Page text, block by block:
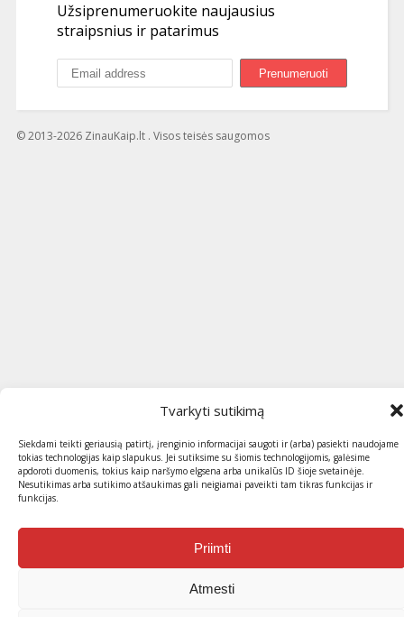
Tvarkyti sutikimą
Siekdami teikti geriausią patirtį, įrenginio informacijai saugoti ir (arba) pasiekti naudojame
tokias technologijas kaip slapukus. Jei sutiksime su šiomis technologijomis, galėsime
apdoroti duomenis, tokius kaip naršymo elgsena arba unikalūs ID šioje svetainėje.
Nesutikimas arba sutikimo atšaukimas gali neigiamai paveikti tam tikras funkcijas ir
funkcijas.
Priimti
Atmesti
Užsiprenumeruokite naujausius
straipsnius ir patarimus
© 2013-2026 ZinauKaip.lt . Visos teisės saugomos